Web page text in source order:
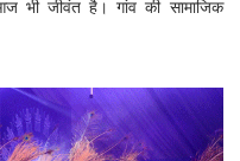
भी जीवंत है। गांव की सामाजिक